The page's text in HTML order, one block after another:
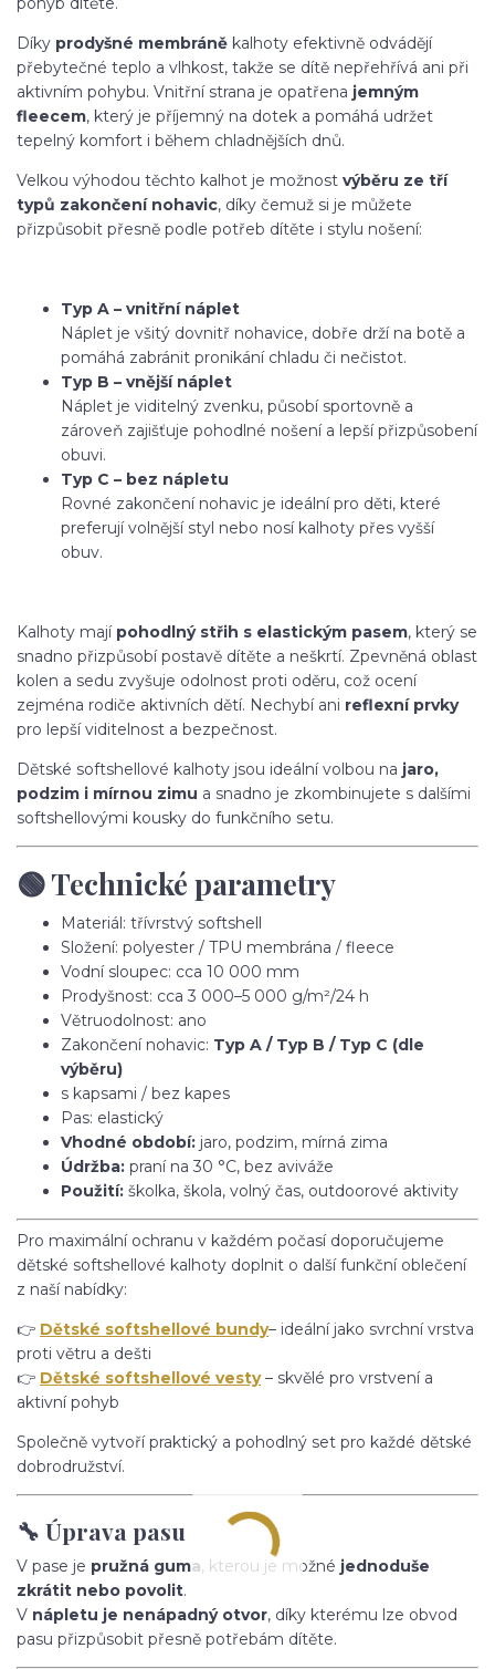
Díky prodyšné membráně kalhoty efektivně odvádějí
přebytečné teplo a vlhkost, takže se dítě nepřehřívá ani při
aktivním pohybu. Vnitřní strana je opatřena jemným
fleecem, který je příjemný na dotek a pomáhá udržet
tepelný komfort i během chladnějších dnů.
Velkou výhodou těchto kalhot je možnost výběru ze tří
typů zakončení nohavic, díky čemuž si je můžete
přizpůsobit přesně podle potřeb dítěte i stylu nošení:
Typ A – vnitřní náplet
Náplet je všitý dovnitř nohavice, dobře drží na botě a
pomáhá zabránit pronikání chladu či nečistot.
Typ B – vnější náplet
Náplet je viditelný zvenku, působí sportovně a
zároveň zajišťuje pohodlné nošení a lepší přizpůsobení
obuvi.
Typ C – bez nápletu
Rovné zakončení nohavic je ideální pro děti, které
preferují volnější styl nebo nosí kalhoty přes vyšší
obuv.
Kalhoty mají pohodlný střih s elastickým pasem, který se
snadno přizpůsobí postavě dítěte a neškrtí. Zpevněná oblast
kolen a sedu zvyšuje odolnost proti oděru, což ocení
zejména rodiče aktivních dětí. Nechybí ani reflexní prvky
pro lepší viditelnost a bezpečnost.
Dětské softshellové kalhoty jsou ideální volbou na jaro,
podzim i mírnou zimu a snadno je zkombinujete s dalšími
softshellovými kousky do funkčního setu.
🟢 Technické parametry
Materiál: třívrstvý softshell
Složení: polyester / TPU membrána / fleece
Vodní sloupec: cca 10 000 mm
Prodyšnost: cca 3 000–5 000 g/m²/24 h
Větruodolnost: ano
Zakončení nohavic: Typ A / Typ B / Typ C (dle
výběru)
s kapsami / bez kapes
Pas: elastický
Vhodné období: jaro, podzim, mírná zima
Údržba: praní na 30 °C, bez aviváže
Použití: školka, škola, volný čas, outdoorové aktivity
Pro maximální ochranu v každém počasí doporučujeme
dětské softshellové kalhoty doplnit o další funkční oblečení
z naší nabídky:
👉 Dětské softshellové bundy– ideální jako svrchní vrstva
proti větru a dešti
👉 Dětské softshellové vesty– skvělé pro vrstvení a
aktivní pohyb
Společně vytvoří praktický a pohodlný set pro každé dětské
dobrodružství.
🔧 Úprava pasu
V pase je pružná guma, kterou je možné jednoduše
zkrátit nebo povolit.
V nápletu je nenápadný otvor, díky kterému lze obvod
pasu přizpůsobit přesně potřebám dítěte.